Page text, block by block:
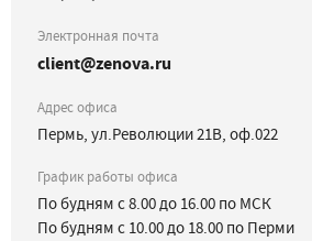
Электронная почта
client@zenova.ru
Адрес офиса
Пермь, ул.Революции 21В, оф.022
График работы офиса
По будням с 8.00 до 16.00 по МСК
По будням с 10.00 до 18.00 по Перми